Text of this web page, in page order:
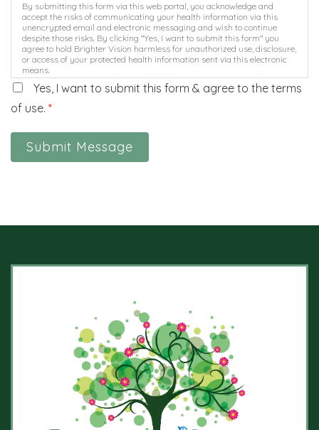
By submitting this form via this web portal, you acknowledge and
accept the risks of communicating your health information via this
unencrypted email and electronic messaging and wish to continue
despite those risks. By clicking "Yes, I want to submit this form" you
agree to hold Brighter Vision harmless for unauthorized use, disclosure,
or access of your protected health information sent via this electronic
means.
Yes, I want to submit this form & agree to the terms
of use. *
Submit Message